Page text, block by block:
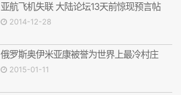
亚航飞机失联 大陆论坛13天前惊现预言帖
2014-12-28
俄罗斯奥伊米亚康被誉为世界上最冷村庄
2015-01-11